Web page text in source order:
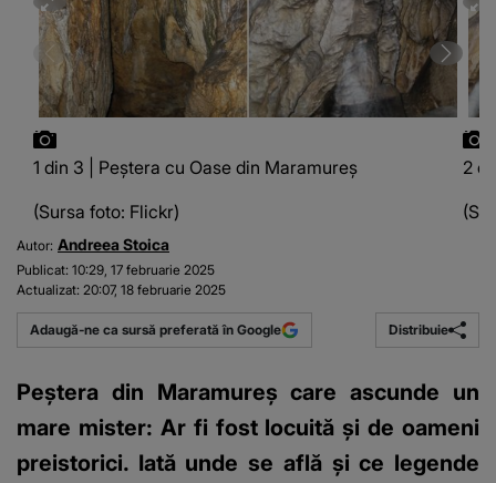
1 din 3 | Peștera cu Oase din Maramureș
(Sursa foto: Flickr)
2
Autor: Andreea Stoica
Publicat: 10:29, 17 februarie 2025
Actualizat: 20:07, 18 februarie 2025
Adaugă-ne ca sursă preferată în Google Distribuie
Peștera din Maramureș care ascunde un
mare mister: Ar fi fost locuită și de oameni
preistorici. Iată unde se află și ce legende